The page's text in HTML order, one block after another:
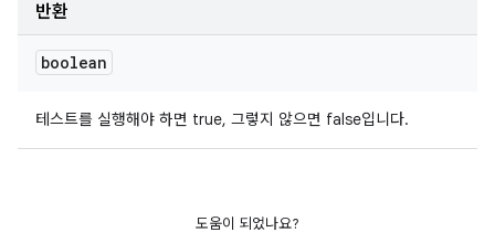
반환
boolean
테스트를 실행해야 하면 true, 그렇지 않으면 false입니다.
도움이 되었나요?